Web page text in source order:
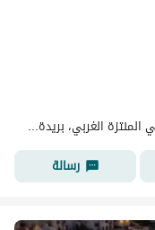
شارع فيصل بن مشعل بن سعود بن عبدالعزيز، حي المنتزة الغربي، بريدة منطقة القصيم
رسالة